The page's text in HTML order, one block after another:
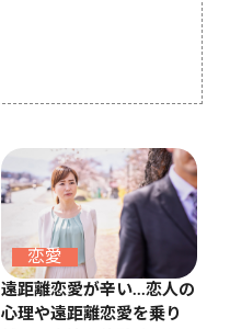
恋愛
遠距離恋愛が辛い…恋人の
心理や遠距離恋愛を乗り